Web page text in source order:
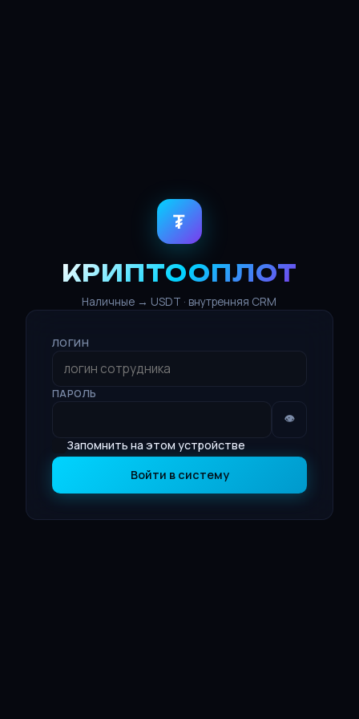
₮
КРИПТООПЛОТ
Наличные → USDT · внутренняя CRM
ЛОГИН
ПАРОЛЬ
👁
Запомнить на этом устройстве
Войти в систему